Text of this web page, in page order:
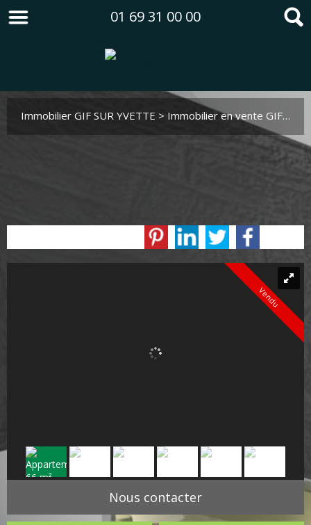
01 69 31 00 00
Immobilier GIF SUR YVETTE > Immobilier en vente GIF SUR YVETTE
Vendu
Nous contacter